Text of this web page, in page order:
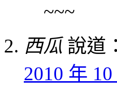
~~~
西瓜 說道：
2010 年